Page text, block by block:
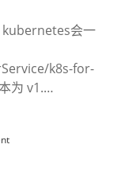
会一
k8s-for-
为 v1.…